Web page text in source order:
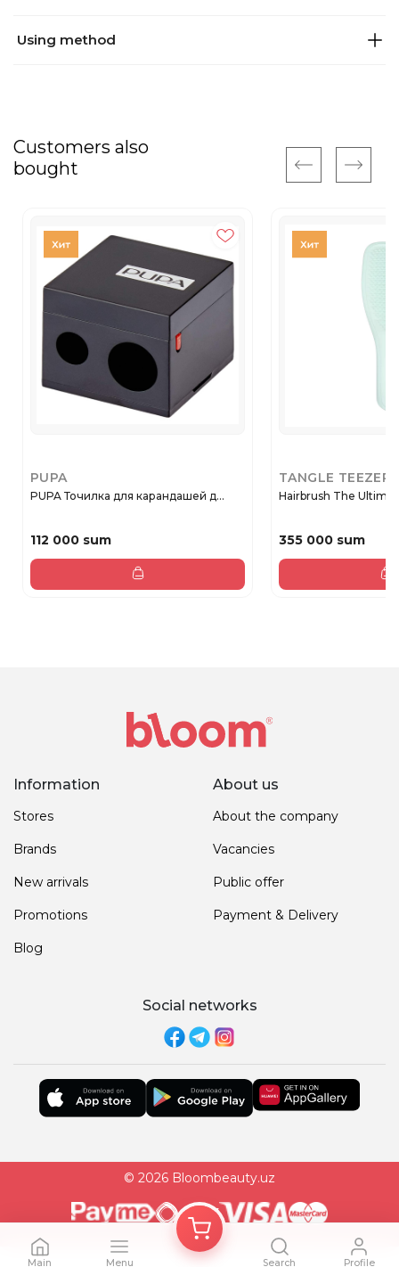
Using method
Customers also
bought
PUPA
PUPA Точилка для карандашей д...
112 000 sum
TANGLE TEEZER
Hairbrush The
355 000 sum
Information
Stores
Brands
New arrivals
Promotions
Blog
About us
About the company
Vacancies
Public offer
Payment & Delivery
Social networks
© 2026 Bloombeauty.uz
Main Menu Search Profile